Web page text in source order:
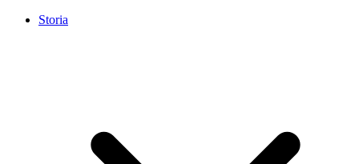
Storia